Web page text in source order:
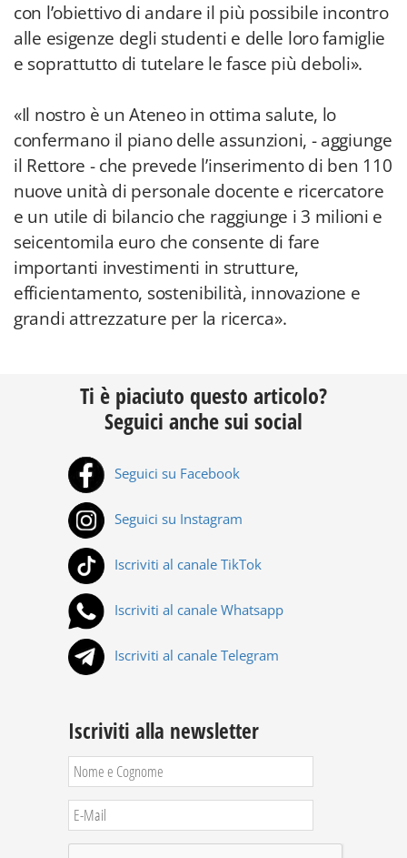
con l’obiettivo di andare il più possibile incontro
alle esigenze degli studenti e delle loro famiglie
e soprattutto di tutelare le fasce più deboli».
«Il nostro è un Ateneo in ottima salute, lo
confermano il piano delle assunzioni, - aggiunge
il Rettore - che prevede l’inserimento di ben 110
nuove unità di personale docente e ricercatore
e un utile di bilancio che raggiunge i 3 milioni e
seicentomila euro che consente di fare
importanti investimenti in strutture,
efficientamento, sostenibilità, innovazione e
grandi attrezzature per la ricerca».
Ti è piaciuto questo articolo?
Seguici anche sui social
Seguici su Facebook
Seguici su Instagram
Iscriviti al canale TikTok
Iscriviti al canale Whatsapp
Iscriviti al canale Telegram
Iscriviti alla newsletter